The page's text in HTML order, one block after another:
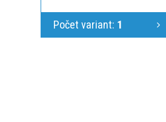
Počet variant: 1